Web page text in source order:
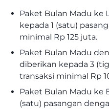
Paket Bulan Madu ke
kepada 1 (satu)
minimal Rp 125 juta.
Paket Bulan Madu
diberikan kepada 3
transaksi minimal Rp
Paket Bulan Madu ke
(satu) pasangan